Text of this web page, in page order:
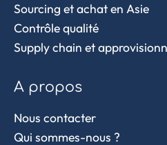
Sourcing et achat en Asie
Contrôle qualité
Supply chain et
A propos
Nous contacter
Qui sommes-nous ?